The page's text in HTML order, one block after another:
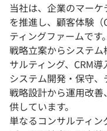
当社は、企業のマー
を推進し、顧客体験
ティングファームです。
戦略立案からシステ
サルティング、CRM導
システム開発・保守
戦略設計から運用改
供しています。
単なるコンサルティン